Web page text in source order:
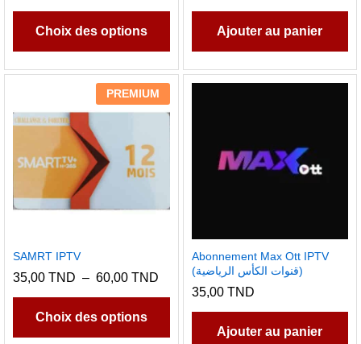
28,00 TND
60,00 TND
Choix des options
plusieurs
variations.
Les
sur
page
produit
Ajouter au panier
PREMIUM
SAMRT IPTV
35,00 TND – 60,00 TND
35,00 TND
Choix des options
produit
Abonnement Max Ott IPTV
(قنوات الكأس الرياضية)
35,00 TND
Ajouter au panier